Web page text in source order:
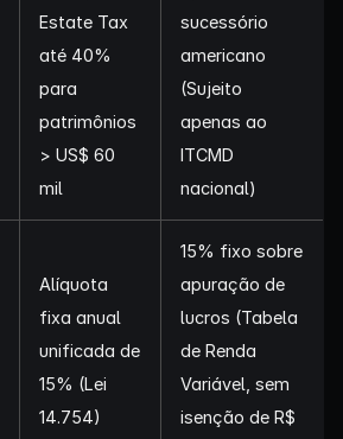
Estate Tax
até 40%
para
patrimônios
> US$ 60
mil
sucessório
americano
(Sujeito
apenas ao
ITCMD
nacional)
Alíquota
fixa anual
unificada de
15% (Lei
14.754)
15% fixo sobre
apuração de
lucros (Tabela
de Renda
Variável, sem
isenção de R$